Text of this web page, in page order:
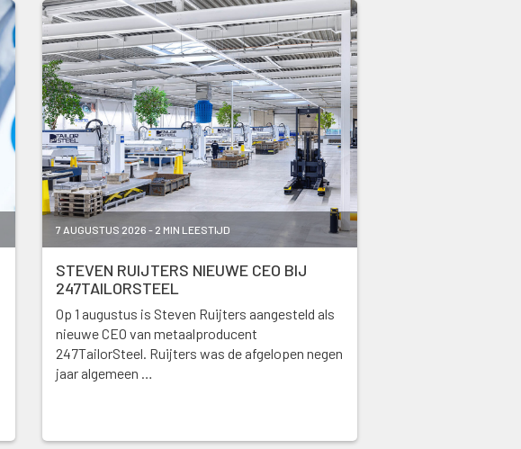
7 AUGUSTUS 2026 - 2 MIN LEESTIJD
STEVEN RUIJTERS NIEUWE CEO BIJ
247TAILORSTEEL
Op 1 augustus is Steven Ruijters aangesteld als
nieuwe CEO van metaalproducent
247TailorSteel. Ruijters was de afgelopen negen
jaar algemeen …